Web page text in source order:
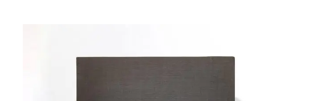
LEXIQUE ARTISTIQUE